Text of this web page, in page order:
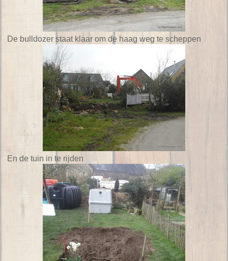
De bulldozer staat klaar om de haag weg te scheppen
En de tuin in te rijden